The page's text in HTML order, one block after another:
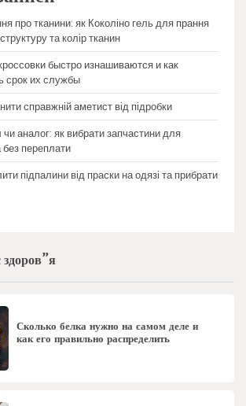
про тканини: як Коколіно гель для прання
та колір тканин
быстро изнашиваются и как
срок их службы
справжній аметист від підробки
чи аналог: як вибрати запчастини для
без переплати
підпалини від праски на одязі та прибрати
Сколько белка нужно на самом деле и
как его правильно распределить